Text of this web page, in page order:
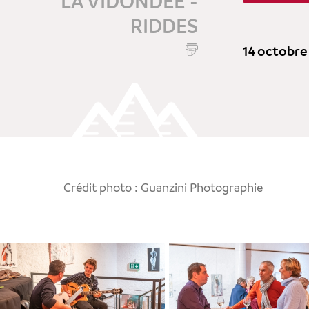
RIDDES
14
Crédit photo : Guanzini Photographie